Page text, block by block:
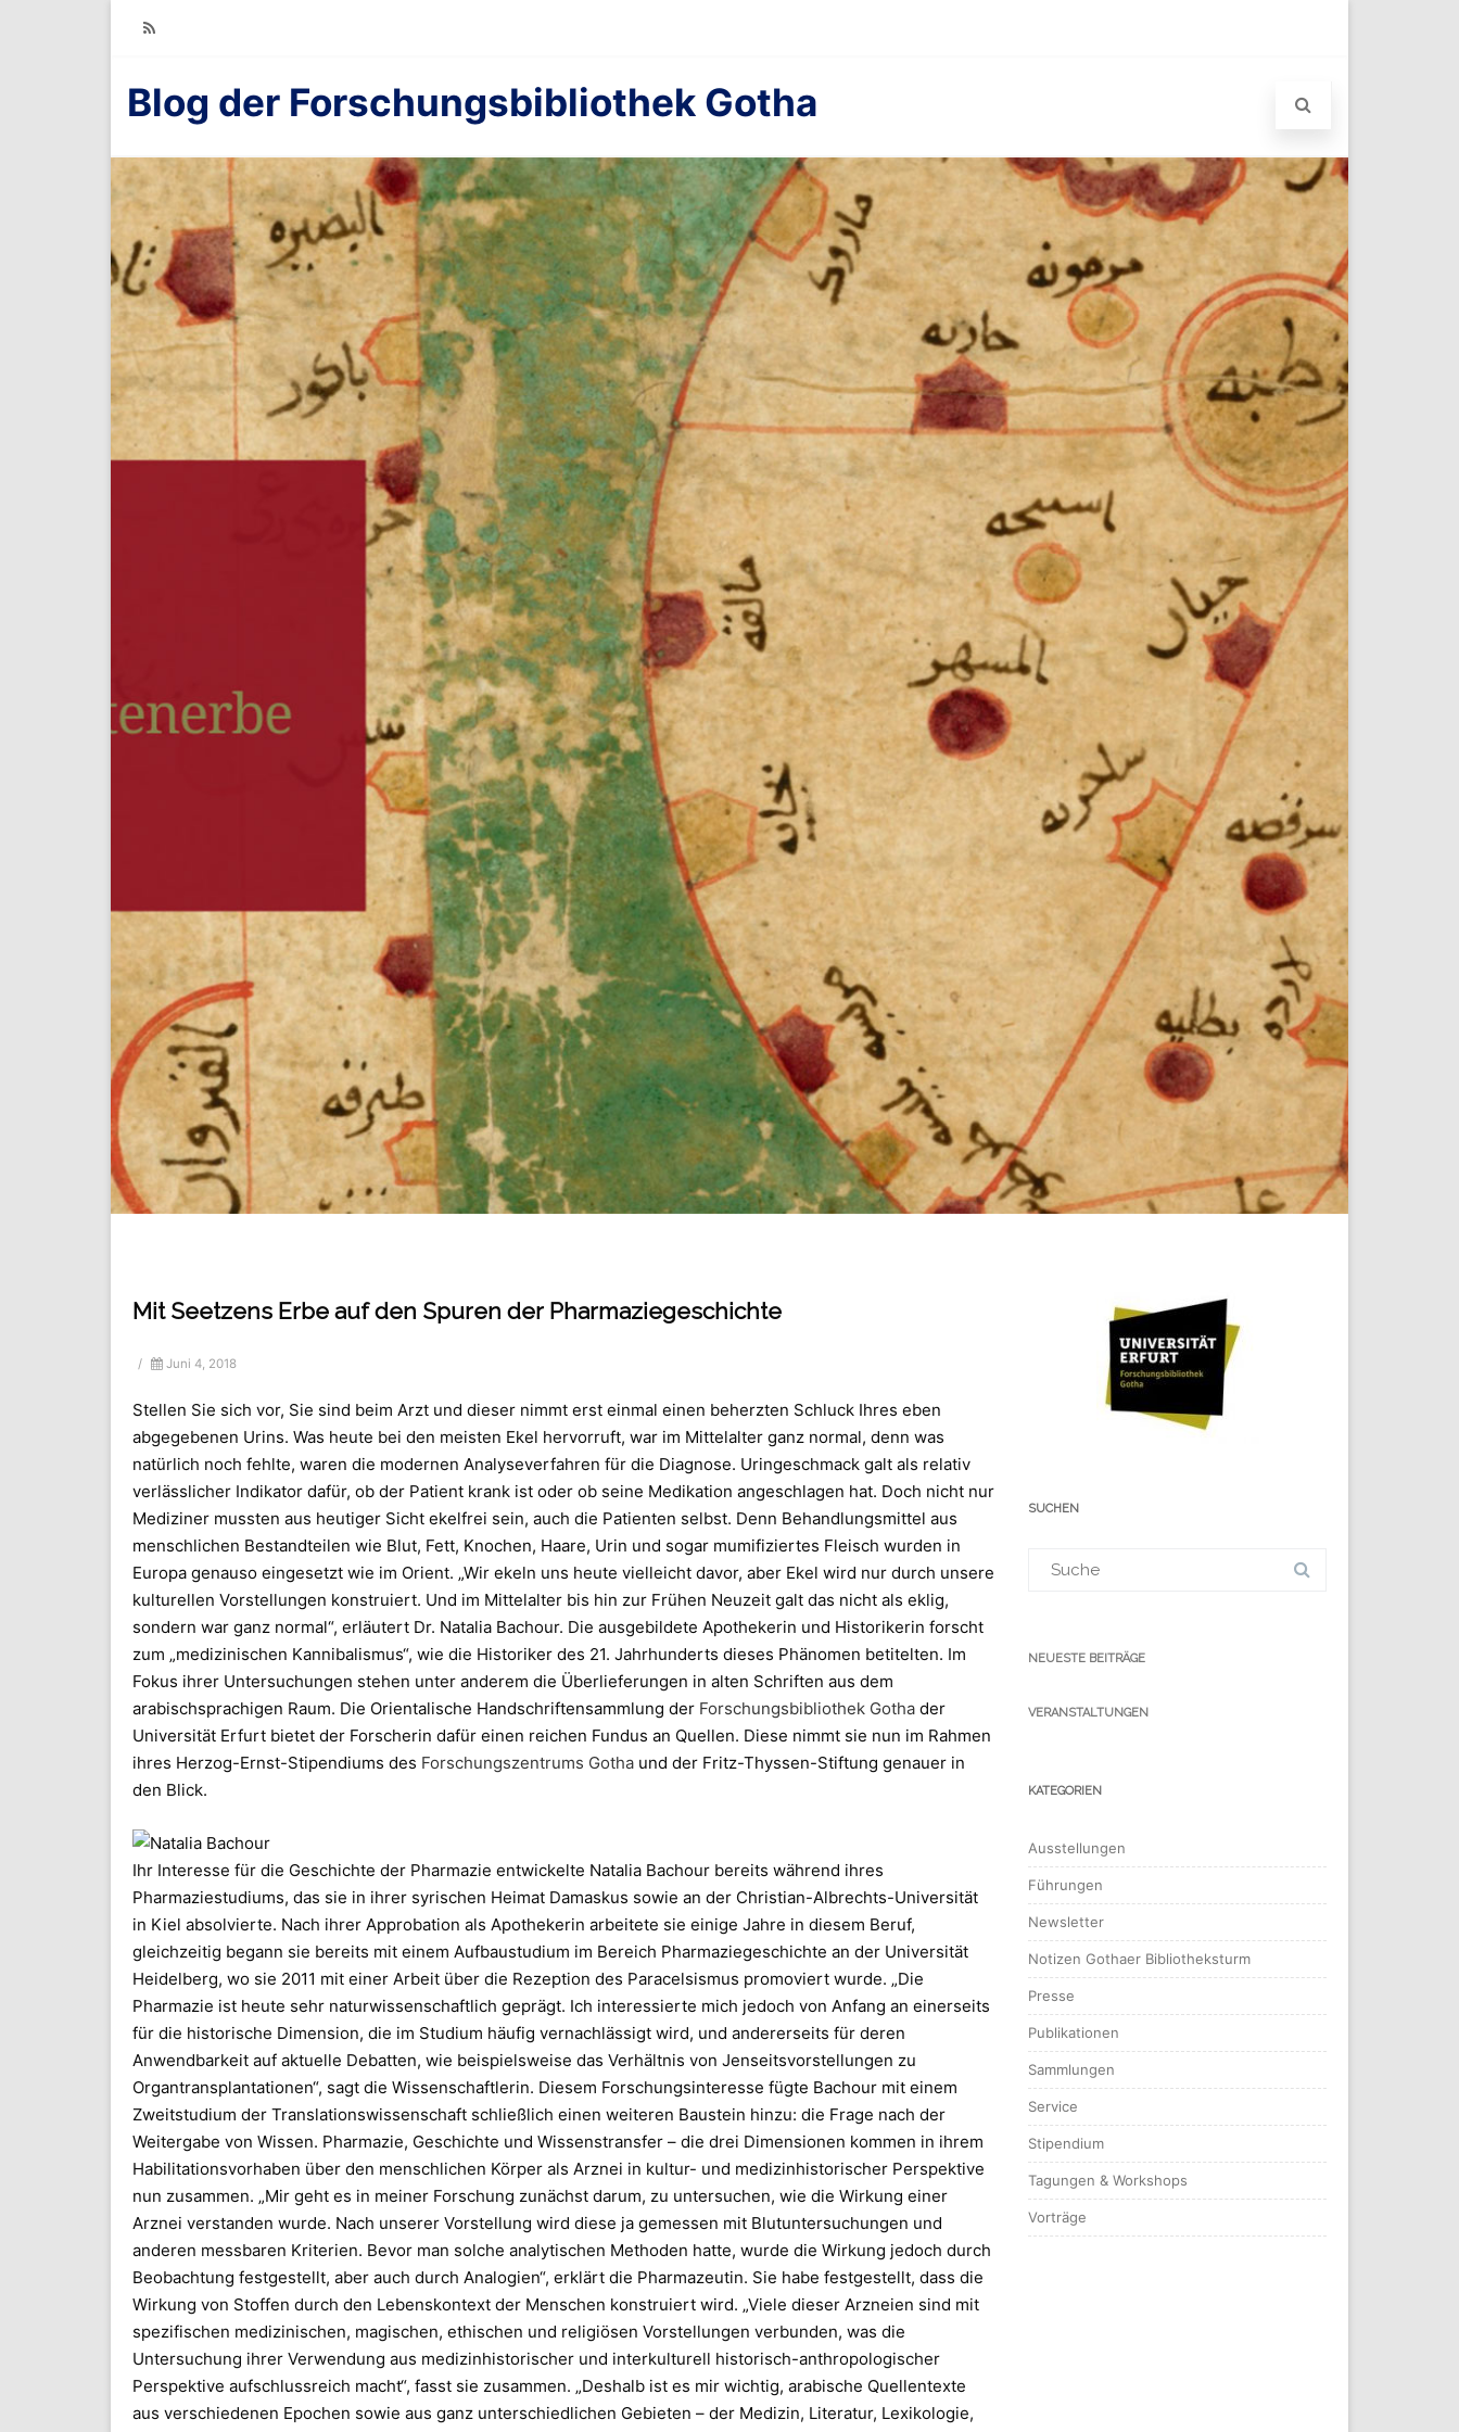
RSS
Blog der Forschungsbibliothek Gotha
Mit Seetzens Erbe auf den Spuren der Pharmaziegeschichte
/ Juni 4, 2018
Stellen Sie sich vor, Sie sind beim Arzt und dieser nimmt erst einmal einen beherzten Schluck Ihres eben
abgegebenen Urins. Was heute bei den meisten Ekel hervorruft, war im Mittelalter ganz normal, denn was
natürlich noch fehlte, waren die modernen Analyseverfahren für die Diagnose. Uringeschmack galt als relativ
verlässlicher Indikator dafür, ob der Patient krank ist oder ob seine Medikation angeschlagen hat. Doch nicht nur
Mediziner mussten aus heutiger Sicht ekelfrei sein, auch die Patienten selbst. Denn Behandlungsmittel aus
menschlichen Bestandteilen wie Blut, Fett, Knochen, Haare, Urin und sogar mumifiziertes Fleisch wurden in
Europa genauso eingesetzt wie im Orient. „Wir ekeln uns heute vielleicht davor, aber Ekel wird nur durch unsere
kulturellen Vorstellungen konstruiert. Und im Mittelalter bis hin zur Frühen Neuzeit galt das nicht als eklig,
sondern war ganz normal“, erläutert Dr. Natalia Bachour. Die ausgebildete Apothekerin und Historikerin forscht
zum „medizinischen Kannibalismus“, wie die Historiker des 21. Jahrhunderts dieses Phänomen betitelten. Im
Fokus ihrer Untersuchungen stehen unter anderem die Überlieferungen in alten Schriften aus dem
arabischsprachigen Raum. Die Orientalische Handschriftensammlung der Forschungsbibliothek Gotha der
Universität Erfurt bietet der Forscherin dafür einen reichen Fundus an Quellen. Diese nimmt sie nun im Rahmen
ihres Herzog-Ernst-Stipendiums des Forschungszentrums Gotha und der Fritz-Thyssen-Stiftung genauer in
den Blick.
Ihr Interesse für die Geschichte der Pharmazie entwickelte Natalia Bachour bereits während ihres
Pharmaziestudiums, das sie in ihrer syrischen Heimat Damaskus sowie an der Christian-Albrechts-Universität
in Kiel absolvierte. Nach ihrer Approbation als Apothekerin arbeitete sie einige Jahre in diesem Beruf,
gleichzeitig begann sie bereits mit einem Aufbaustudium im Bereich Pharmaziegeschichte an der Universität
Heidelberg, wo sie 2011 mit einer Arbeit über die Rezeption des Paracelsismus promoviert wurde. „Die
Pharmazie ist heute sehr naturwissenschaftlich geprägt. Ich interessierte mich jedoch von Anfang an einerseits
für die historische Dimension, die im Studium häufig vernachlässigt wird, und andererseits für deren
Anwendbarkeit auf aktuelle Debatten, wie beispielsweise das Verhältnis von Jenseitsvorstellungen zu
Organtransplantationen“, sagt die Wissenschaftlerin. Diesem Forschungsinteresse fügte Bachour mit einem
Zweitstudium der Translationswissenschaft schließlich einen weiteren Baustein hinzu: die Frage nach der
Weitergabe von Wissen. Pharmazie, Geschichte und Wissenstransfer – die drei Dimensionen kommen in ihrem
Habilitationsvorhaben über den menschlichen Körper als Arznei in kultur- und medizinhistorischer Perspektive
nun zusammen. „Mir geht es in meiner Forschung zunächst darum, zu untersuchen, wie die Wirkung einer
Arznei verstanden wurde. Nach unserer Vorstellung wird diese ja gemessen mit Blutuntersuchungen und
anderen messbaren Kriterien. Bevor man solche analytischen Methoden hatte, wurde die Wirkung jedoch durch
Beobachtung festgestellt, aber auch durch Analogien“, erklärt die Pharmazeutin. Sie habe festgestellt, dass die
Wirkung von Stoffen durch den Lebenskontext der Menschen konstruiert wird. „Viele dieser Arzneien sind mit
spezifischen medizinischen, magischen, ethischen und religiösen Vorstellungen verbunden, was die
Untersuchung ihrer Verwendung aus medizinhistorischer und interkulturell historisch-anthropologischer
Perspektive aufschlussreich macht“, fasst sie zusammen. „Deshalb ist es mir wichtig, arabische Quellentexte
aus verschiedenen Epochen sowie aus ganz unterschiedlichen Gebieten – der Medizin, Literatur, Lexikologie,
SUCHEN
für:
NEUESTE BEITRÄGE
VERANSTALTUNGEN
KATEGORIEN
Ausstellungen
Führungen
Newsletter
Notizen Gothaer Bibliotheksturm
Presse
Publikationen
Sammlungen
Service
Stipendium
Tagungen & Workshops
Vorträge